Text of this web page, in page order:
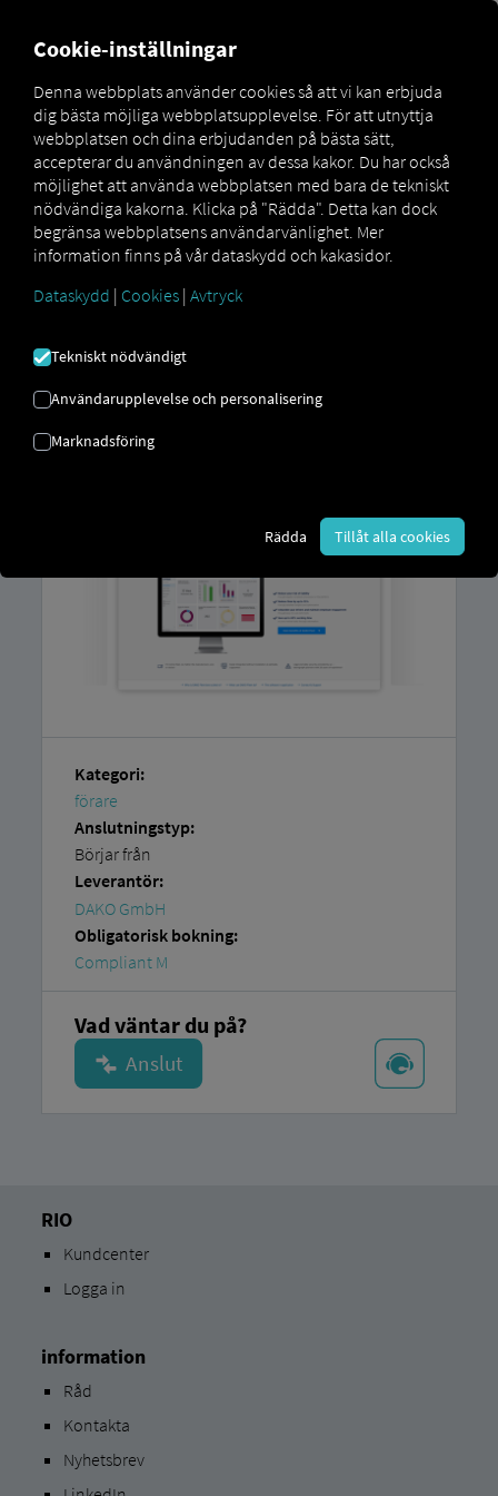
Marketplace Connectors DAKO Fleet Connect
DAKO FLEET CONNECT
GmbH ?Då kan duutöka den här tjänsten med
tillgång till
Kategori:
förare
Anslutningstyp:
Börjar från
Leverantör:
DAKO GmbH
Obligatorisk bokning:
Compliant M
Vad väntar du på?
RIO
Kundcenter
Logga in
information
Råd
Kontakta
Nyhetsbrev
Cookie-inställningar
Denna webbplats använder cookies så att vi kan erbjuda
dig bästa möjliga webbplatsupplevelse. För att utnyttja
webbplatsen och dina erbjudanden på bästa sätt,
accepterar du användningen av dessa kakor. Du har också
möjlighet att använda webbplatsen med bara de tekniskt
nödvändiga kakorna. Klicka på "Rädda". Detta kan dock
begränsa webbplatsens användarvänlighet. Mer
information finns på vår dataskydd och kakasidor.
Dataskydd | Cookies | Avtryck
Tekniskt nödvändigt
Användarupplevelse och personalisering
Marknadsföring
Rädda Tillåt alla cookies